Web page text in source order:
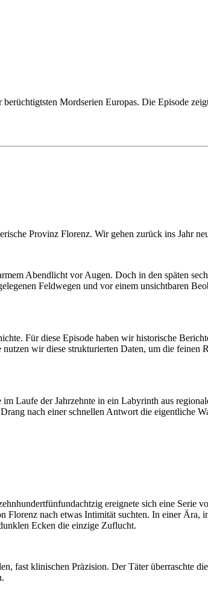
Mordserien Europas. Die Episode
Provinz Florenz. Wir gehen zurück ins Jahr
Abendlicht vor Augen. Doch in den späten
Feldwegen und vor einem unsichtbaren
Für diese Episode haben wir historische
wir diese strukturierten Daten, um die
Laufe der Jahrzehnte in ein Labyrinth aus
nach einer schnellen Antwort die eigentliche
ereignete sich eine Serie
nach etwas Intimität suchten. In einer Ära,
Ecken die einzige Zuflucht.
fast klinischen Präzision. Der Täter überraschte